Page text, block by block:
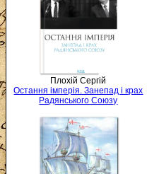
Плохій Сергій
Остання імперія. Занепад і крах
Радянського Союзу